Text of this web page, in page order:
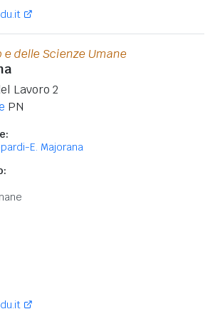
delle Scienze Umane
Lavoro 2
PN
E. Majorana